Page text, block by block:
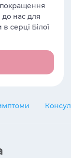
до нас для
серці Білої